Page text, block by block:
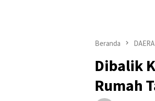
Beranda
Dibalik
Rumah